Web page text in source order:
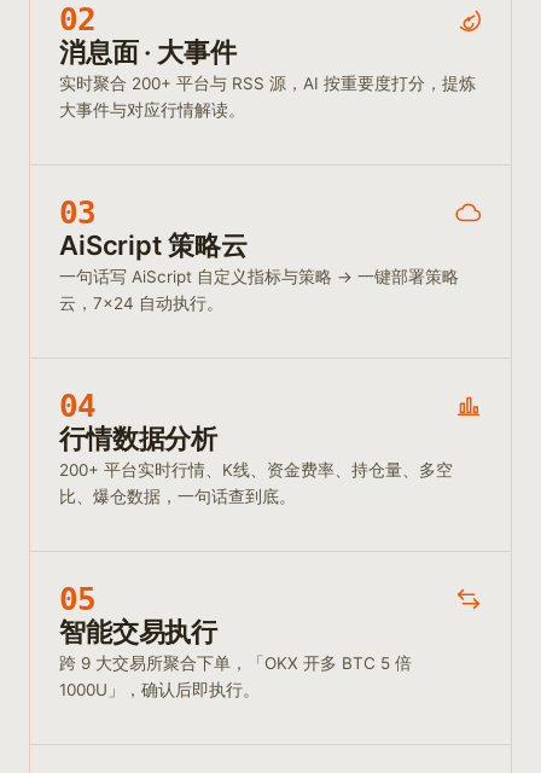
02
消息面 · 大事件
实时聚合 200+ 平台与 RSS 源，AI 按重要度打分，提炼
大事件与对应行情解读。
03
AiScript 策略云
一句话写 AiScript 自定义指标与策略 → 一键部署策略
云，7×24 自动执行。
04
行情数据分析
200+ 平台实时行情、K线、资金费率、持仓量、多空
比、爆仓数据，一句话查到底。
05
智能交易执行
跨 9 大交易所聚合下单，「OKX 开多 BTC 5 倍
1000U」，确认后即执行。